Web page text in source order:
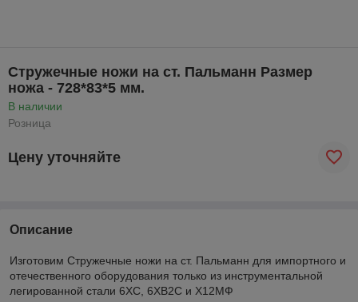
Стружечные ножи на ст. Пальманн Размер
ножа - 728*83*5 мм.
В наличии
Розница
Цену уточняйте
Описание
Изготовим Стружечные ножи на ст. Пальманн для импортного и
отечественного оборудования только из инструментальной
легированной стали 6ХС, 6ХВ2С и Х12МФ